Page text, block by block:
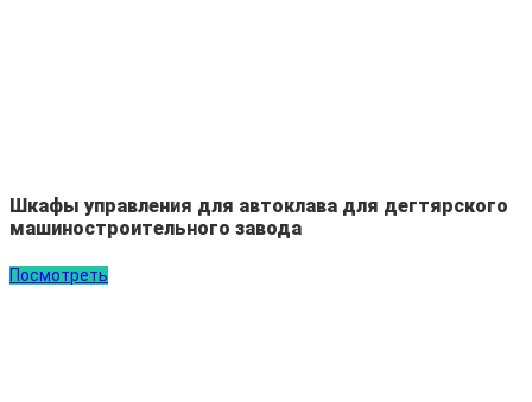
Шкафы управления для автоклава для дегтярского
машиностроительного завода
Посмотреть